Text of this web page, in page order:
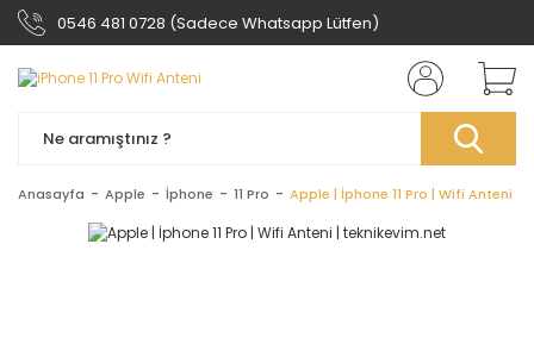
0546 481 0728 (Sadece Whatsapp Lütfen)
Anasayfa Apple İphone 11 Pro Apple | İphone 11 Pro | Wifi Anteni |